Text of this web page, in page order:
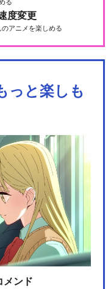
る
度変更
アニメを楽しめる
っと楽しも
メンド